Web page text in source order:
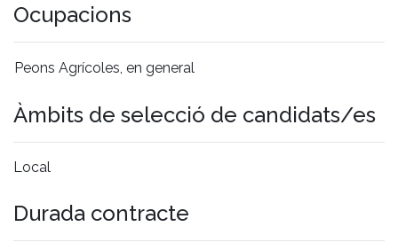
Ocupacions
Peons Agrícoles, en general
Àmbits de selecció de candidats/es
Local
Durada contracte